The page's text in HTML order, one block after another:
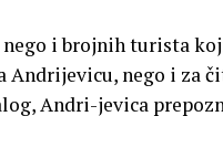
i brojnih turista
Andrijevicu, nego i za
Andri-jevica